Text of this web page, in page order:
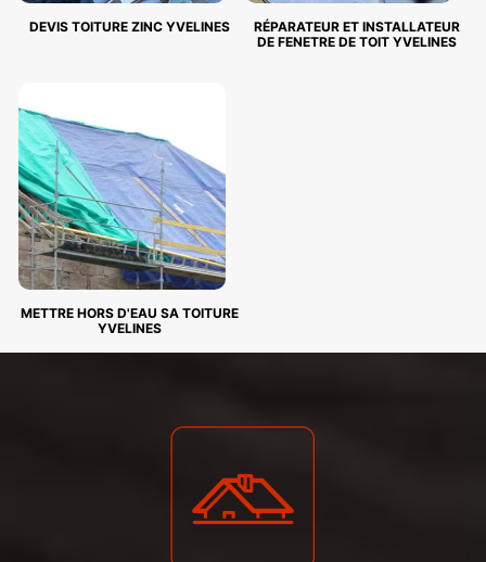
DEVIS TOITURE ZINC YVELINES
RÉPARATEUR ET INSTALLATEUR
DE FENETRE DE TOIT YVELINES
METTRE HORS D'EAU SA TOITURE
YVELINES